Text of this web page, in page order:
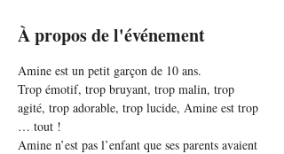
À propos de l'événement
Amine est un petit garçon de 10 ans.
Trop émotif, trop bruyant, trop malin, trop
agité, trop adorable, trop lucide, Amine est trop
… tout !
Amine n’est pas l’enfant que ses parents avaient